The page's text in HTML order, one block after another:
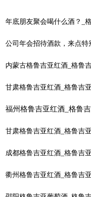
年底朋友聚会喝什么酒？_
公司年会招待酒款，来点特
内蒙古格鲁吉亚红酒_格鲁
甘肃格鲁吉亚红酒_格鲁吉
福州格鲁吉亚红酒_格鲁
甘肃格鲁吉亚红酒_格鲁吉
成都格鲁吉亚红酒_格鲁吉
衢州格鲁吉亚红酒_格鲁吉